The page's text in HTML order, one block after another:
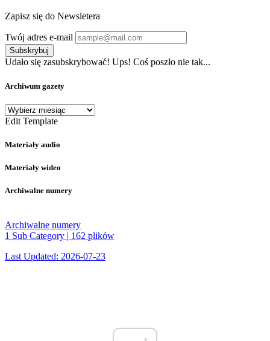
Zapisz się do Newsletera
Twój adres e-mail
Subskrybuj
Udało się zasubskrybować! Ups! Coś poszło nie tak...
Archiwum gazety
Archiwum
gazety
Edit Template
Materiały audio
Materiały wideo
Archiwalne numery
Archiwalne numery
1 Sub Category | 162 plików
Last Updated: 2026-07-23